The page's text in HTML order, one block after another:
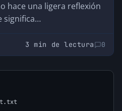
hace una ligera reflexión
significa…
3 min de lectura 0